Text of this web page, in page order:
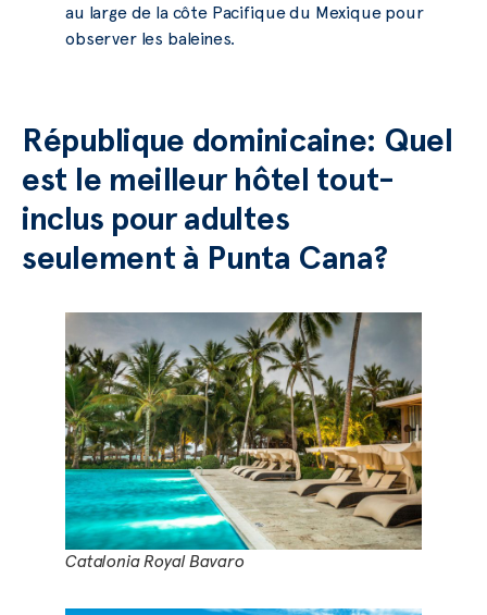
au large de la côte Pacifique du Mexique pour
observer les baleines.
République dominicaine: Quel
est le meilleur hôtel tout-
inclus pour adultes
seulement à Punta Cana?
Catalonia Royal Bavaro